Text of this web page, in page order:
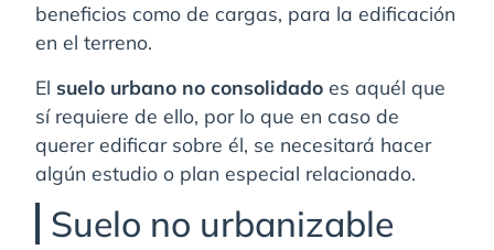
beneficios como de cargas, para la edificación
en el terreno.
El suelo urbano no consolidado es aquél que
sí requiere de ello, por lo que en caso de
querer edificar sobre él, se necesitará hacer
algún estudio o plan especial relacionado.
Suelo no urbanizable